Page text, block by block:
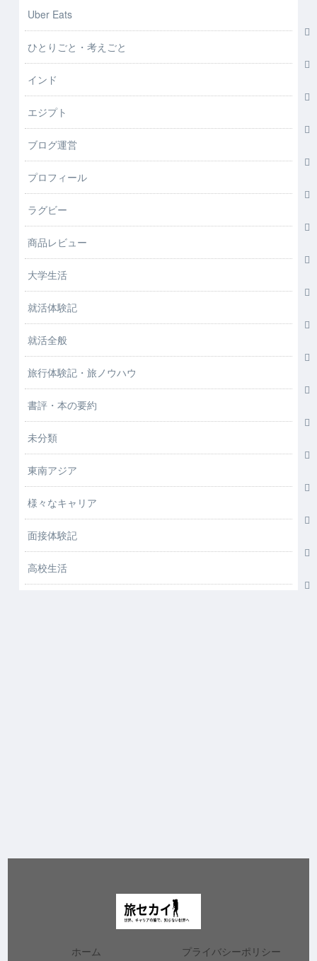
Uber Eats
ひとりごと・考えごと
インド
エジプト
ブログ運営
プロフィール
ラグビー
商品レビュー
大学生活
就活体験記
就活全般
旅行体験記・旅ノウハウ
書評・本の要約
未分類
東南アジア
様々なキャリア
面接体験記
高校生活
ホーム プライバシーポリシー